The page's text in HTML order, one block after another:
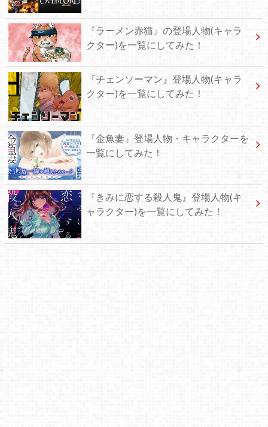
『ラーメン赤猫』の登場人物(キャラ
クター)を一覧にしてみた！
『チェンソーマン』登場人物(キャラ
クター)を一覧にしてみた！
『金魚妻』登場人物・キャラクターを
一覧にしてみた！
『きみに恋する殺人鬼』登場人物(キ
ャラクター)を一覧にしてみた！